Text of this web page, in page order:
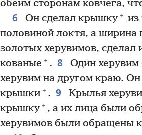
обеим сторонам ковчега,
6 Он сделал крышку + из
половиной локтя, а ширина
золотых херувимов,
кованые + . 8
Один херувим
херувим на другом краю. Он
крышки + . 9
Крылья
крышку + , а их лица были
херувимов были обращены